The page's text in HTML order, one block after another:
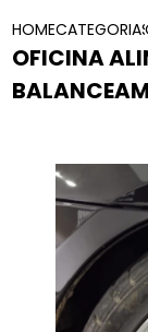
HOME
OFICINA